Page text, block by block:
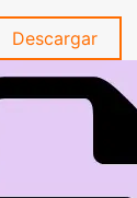
Descargar